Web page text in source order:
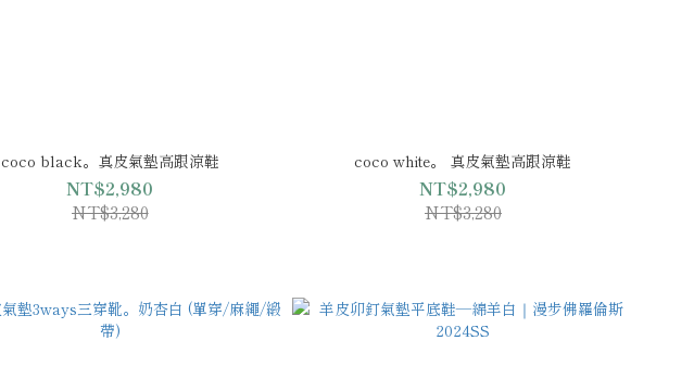
coco black。真皮氣墊高跟涼鞋
NT$2,980
NT$3,280
coco white。 真皮氣墊高跟涼鞋
NT$2,980
NT$3,280